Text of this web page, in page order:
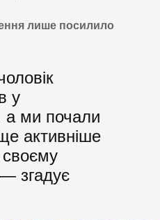
лише посилило
у
а ми почали
активніше
згадує